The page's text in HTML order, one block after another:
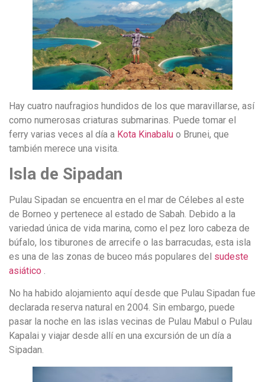
Hay cuatro naufragios hundidos de los que maravillarse, así
como numerosas criaturas submarinas. Puede tomar el
ferry varias veces al día a Kota Kinabalu o Brunei, que
también merece una visita.
Isla de Sipadan
Pulau Sipadan se encuentra en el mar de Célebes al este
de Borneo y pertenece al estado de Sabah. Debido a la
variedad única de vida marina, como el pez loro cabeza de
búfalo, los tiburones de arrecife o las barracudas, esta isla
es una de las zonas de buceo más populares del sudeste
asiático .
No ha habido alojamiento aquí desde que Pulau Sipadan fue
declarada reserva natural en 2004. Sin embargo, puede
pasar la noche en las islas vecinas de Pulau Mabul o Pulau
Kapalai y viajar desde allí en una excursión de un día a
Sipadan.